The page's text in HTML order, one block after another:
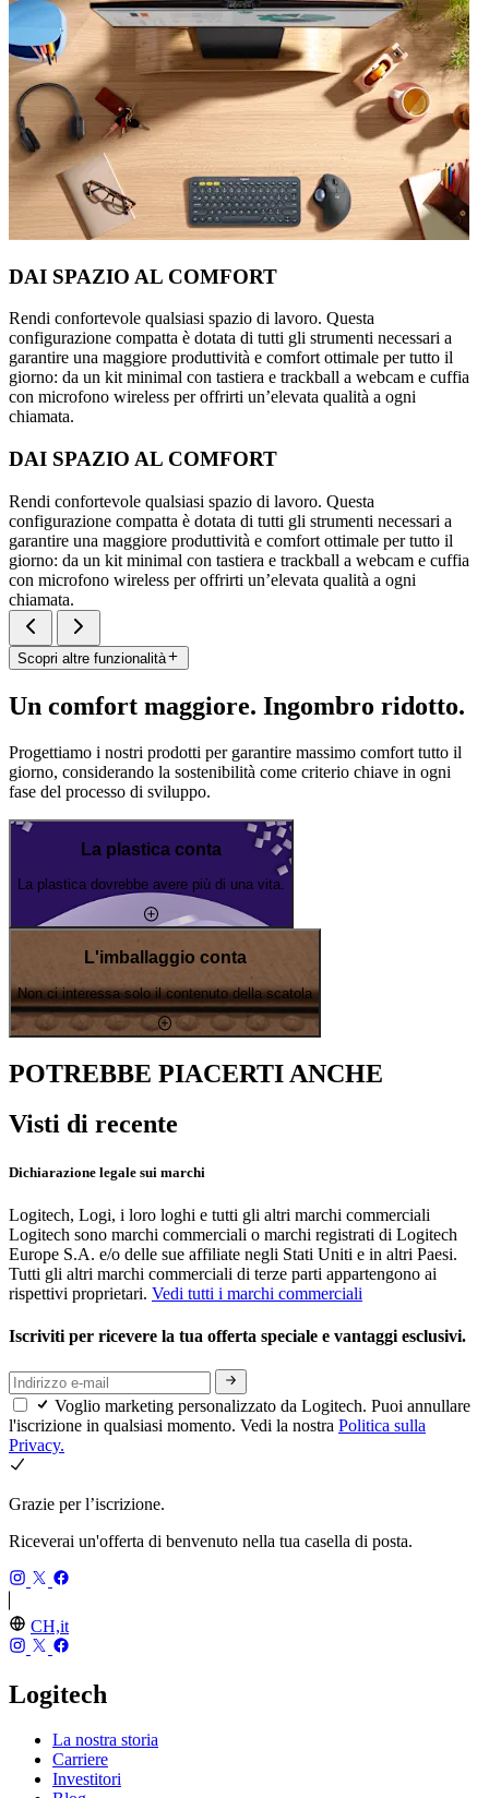
DAI SPAZIO AL COMFORT
Rendi confortevole qualsiasi spazio di lavoro. Questa
configurazione compatta è dotata di tutti gli strumenti necessari a
garantire una maggiore produttività e comfort ottimale per tutto il
giorno: da un kit minimal con tastiera e trackball a webcam e cuffia
con microfono wireless per offrirti un’elevata qualità a ogni
chiamata.
DAI SPAZIO AL COMFORT
Rendi confortevole qualsiasi spazio di lavoro. Questa
configurazione compatta è dotata di tutti gli strumenti necessari a
garantire una maggiore produttività e comfort ottimale per tutto il
giorno: da un kit minimal con tastiera e trackball a webcam e cuffia
con microfono wireless per offrirti un’elevata qualità a ogni
chiamata.
Scopri altre funzionalità
Un comfort maggiore. Ingombro ridotto.
Progettiamo i nostri prodotti per garantire massimo comfort tutto il
giorno, considerando la sostenibilità come criterio chiave in ogni
fase del processo di sviluppo.
La plastica conta
La plastica dovrebbe avere più di una vita.
L'imballaggio conta
Non ci interessa solo il contenuto della scatola
POTREBBE PIACERTI ANCHE
Visti di recente
Dichiarazione legale sui marchi
Logitech, Logi, i loro loghi e tutti gli altri marchi commerciali
Logitech sono marchi commerciali o marchi registrati di Logitech
Europe S.A. e/o delle sue affiliate negli Stati Uniti e in altri Paesi.
Tutti gli altri marchi commerciali di terze parti appartengono ai
rispettivi proprietari. Vedi tutti i marchi commerciali
Iscriviti per ricevere la tua offerta speciale e vantaggi esclusivi.
Voglio marketing personalizzato da Logitech. Puoi annullare
l'iscrizione in qualsiasi momento. Vedi la nostra Politica sulla
Privacy.
Grazie per l’iscrizione.
Riceverai un'offerta di benvenuto nella tua casella di posta.
CH,it
Logitech
La nostra storia
Carriere
Investitori